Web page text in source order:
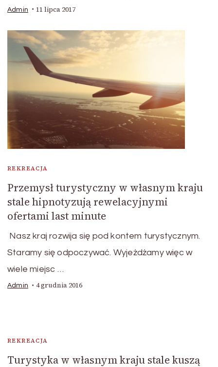
Admin 11 lipca 2017
REKREACJA
Przemysł turystyczny w własnym kraju
stale hipnotyzują rewelacyjnymi
ofertami last minute
Nasz kraj rozwija się pod kontem turystycznym.
Staramy się odpoczywać. Wyjeżdżamy więc w
wiele miejsc …
Admin 4 grudnia 2016
REKREACJA
Turystyka w własnym kraju stale kuszą